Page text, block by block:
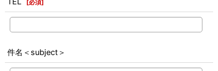
[必須]
件名＜subject＞